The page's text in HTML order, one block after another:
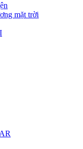
mặt trời